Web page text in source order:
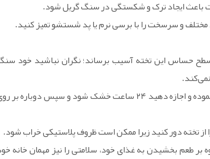
باعث ایجاد ترک و شکستگی در سنگ گریل شود.
مختلف و سرسخت را با برسی نرم یا پد شستشو تمیز کنید.
حساس این تخته آسیب برساند؛ نگران نباشید خود
بعد از اینکه تخته گریل خود را تمیز کردید آن را با دستمالی خشک نموده و اجازه دهید ۲۴ ساعت خشک شود و سپس دوباره
تخته دور کنید زیرا ممکن است ظروف پلاستیکی خراب شود.
طعم بخشیدن به غذای خود، سلامتی را نیز مهمان خانه